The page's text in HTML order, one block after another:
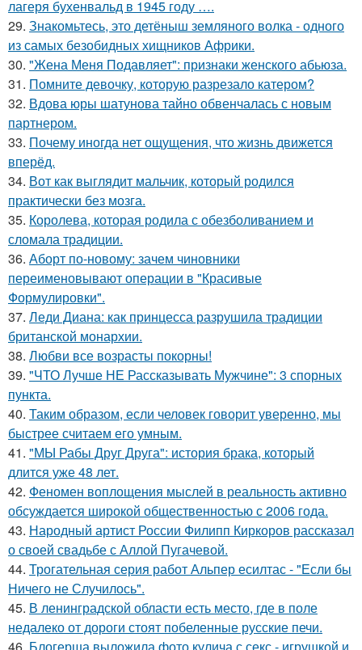
лагеря бухенвальд в 1945 году ….
29. Знакомьтесь, это детёныш земляного волка - одного
из самых безобидных хищников Африки.
30. "Жена Меня Подавляет": признаки женского абьюза.
31. Помните девочку, которую разрезало катером?
32. Вдова юры шатунова тайно обвенчалась с новым
партнером.
33. Почему иногда нет ощущения, что жизнь движется
вперёд.
34. Вот как выглядит мальчик, который родился
практически без мозга.
35. Королева, которая родила с обезболиванием и
сломала традиции.
36. Аборт по-новому: зачем чиновники
переименовывают операции в "Красивые
Формулировки".
37. Леди Диана: как принцесса разрушила традиции
британской монархии.
38. Любви все возрасты покорны!
39. "ЧТО Лучше НЕ Рассказывать Мужчине": 3 спорных
пункта.
40. Таким образом, если человек говорит уверенно, мы
быстрее считаем его умным.
41. "МЫ Рабы Друг Друга": история брака, который
длится уже 48 лет.
42. Феномен воплощения мыслей в реальность активно
обсуждается широкой общественностью с 2006 года.
43. Народный артист России Филипп Киркоров рассказал
о своей свадьбе с Аллой Пугачевой.
44. Трогательная серия работ Альпер есилтас - "Если бы
Ничего не Случилось".
45. В ленинградской области есть место, где в поле
недалеко от дороги стоят побеленные русские печи.
46. Блогерша выложила фото кулича с секс - игрушкой и